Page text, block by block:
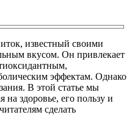
известный своими
вкусом. Он привлекает
эффектам. Однако
В этой статье мы
на здоровье, его пользу и
сделать